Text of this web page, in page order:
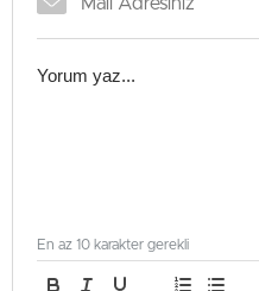
En az 10 karakter gerekli